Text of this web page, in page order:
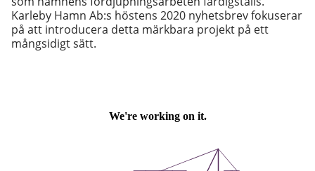
Karleby Hamn Ab:s höstens 2020 nyhetsbrev fokuserar
på att introducera detta märkbara projekt på ett
mångsidigt sätt.